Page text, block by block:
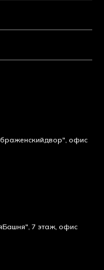
двор", офис
Башня", 7 этаж, офис